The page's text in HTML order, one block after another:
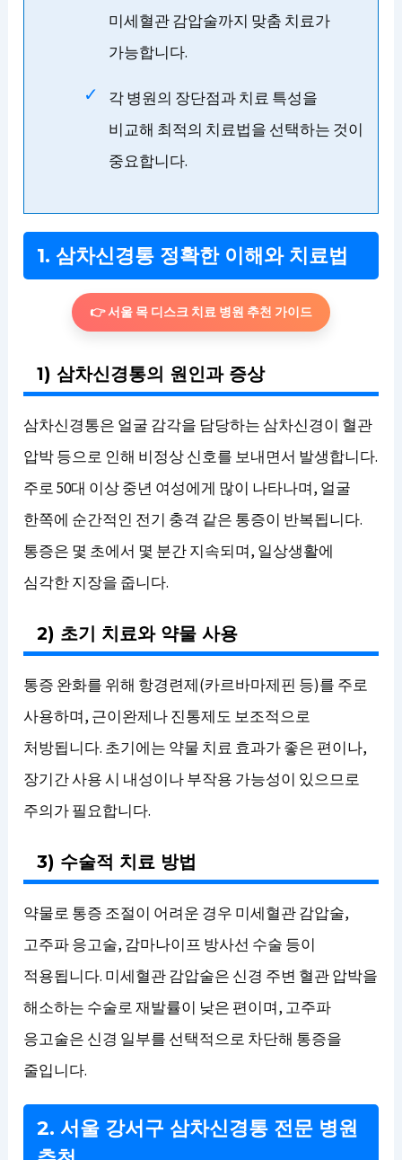
미세혈관 감압술까지 맞춤 치료가
가능합니다.
각 병원의 장단점과 치료 특성을
비교해 최적의 치료법을 선택하는 것이
중요합니다.
1. 삼차신경통 정확한 이해와 치료법
👉 서울 목 디스크 치료 병원 추천 가이드
1) 삼차신경통의 원인과 증상
삼차신경통은 얼굴 감각을 담당하는 삼차신경이 혈관
압박 등으로 인해 비정상 신호를 보내면서 발생합니다.
주로 50대 이상 중년 여성에게 많이 나타나며, 얼굴
한쪽에 순간적인 전기 충격 같은 통증이 반복됩니다.
통증은 몇 초에서 몇 분간 지속되며, 일상생활에
심각한 지장을 줍니다.
2) 초기 치료와 약물 사용
통증 완화를 위해 항경련제(카르바마제핀 등)를 주로
사용하며, 근이완제나 진통제도 보조적으로
처방됩니다. 초기에는 약물 치료 효과가 좋은 편이나,
장기간 사용 시 내성이나 부작용 가능성이 있으므로
주의가 필요합니다.
3) 수술적 치료 방법
약물로 통증 조절이 어려운 경우 미세혈관 감압술,
고주파 응고술, 감마나이프 방사선 수술 등이
적용됩니다. 미세혈관 감압술은 신경 주변 혈관 압박을
해소하는 수술로 재발률이 낮은 편이며, 고주파
응고술은 신경 일부를 선택적으로 차단해 통증을
줄입니다.
2. 서울 강서구 삼차신경통 전문 병원